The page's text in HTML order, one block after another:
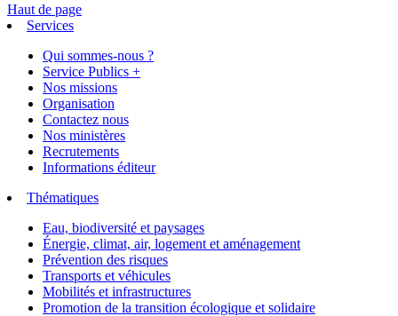
Haut de page
Services
Qui sommes-nous ?
Service Publics +
Nos missions
Organisation
Contactez nous
Nos ministères
Recrutements
Informations éditeur
Thématiques
Eau, biodiversité et paysages
Énergie, climat, air, logement et aménagement
Prévention des risques
Transports et véhicules
Mobilités et infrastructures
Promotion de la transition écologique et solidaire